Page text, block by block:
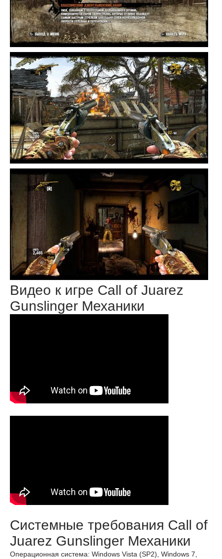
Видео к игре Call of Juarez
Gunslinger Механики
Системные требования Call of
Juarez Gunslinger Механики
Операционная система: Windows Vista (SP2), Windows 7,